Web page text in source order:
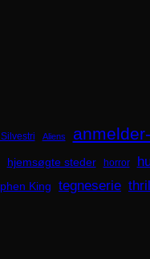
Aliens
hjemsøgte steder horror
King tegneserie